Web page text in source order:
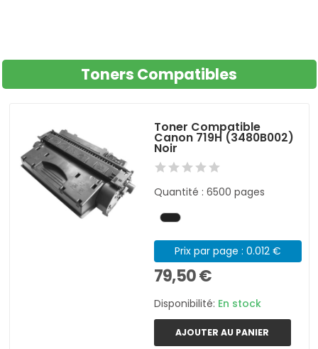
Toners Compatibles
Toner Compatible
Canon 719H (3480B002)
Noir
Quantité : 6500 pages
Prix par page : 0.012 €
79,50 €
Disponibilité: En stock
AJOUTER AU PANIER